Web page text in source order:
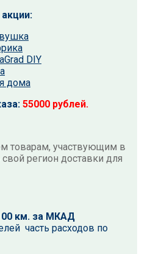
DIY
дома
55000 рублей.
товарам, участвующим в
регион доставки для
км. за МКАД
часть расходов по